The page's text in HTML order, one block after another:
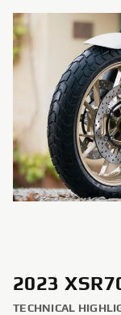
2023
TECHNICAL